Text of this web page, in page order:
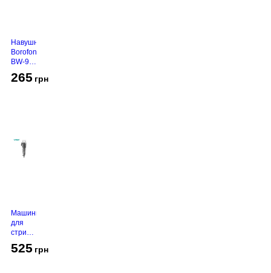
Навушники
Borofone
BW-94
265 грн
Машинка
для
стрижки
130
525 грн